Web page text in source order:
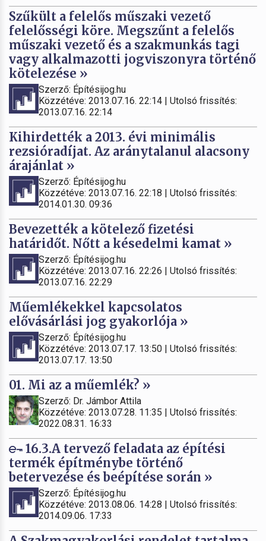
Szűkült a felelős műszaki vezető
felelősségi köre. Megszűnt a felelős
műszaki vezető és a szakmunkás tagi
vagy alkalmazotti jogviszonyra történő
kötelezése »
Szerző: Építésijog.hu
Közzétéve: 2013.07.16. 22:14 | Utolsó frissítés:
2013.07.16. 22:14
Kihirdették a 2013. évi minimális
rezsióradíjat. Az aránytalanul alacsony
árajánlat »
Szerző: Építésijog.hu
Közzétéve: 2013.07.16. 22:18 | Utolsó frissítés:
2014.01.30. 09:36
Bevezették a kötelező fizetési
határidőt. Nőtt a késedelmi kamat »
Szerző: Építésijog.hu
Közzétéve: 2013.07.16. 22:26 | Utolsó frissítés:
2013.07.16. 22:29
Műemlékekkel kapcsolatos
elővásárlási jog gyakorlója »
Szerző: Építésijog.hu
Közzétéve: 2013.07.17. 13:50 | Utolsó frissítés:
2013.07.17. 13:50
01. Mi az a műemlék? »
Szerző: Dr. Jámbor Attila
Közzétéve: 2013.07.28. 11:35 | Utolsó frissítés:
2022.08.31. 16:33
16.3.A tervező feladata az építési
termék építménybe történő
betervezése és beépítése során »
Szerző: Építésijog.hu
Közzétéve: 2013.08.06. 14:28 | Utolsó frissítés:
2014.09.06. 17:33